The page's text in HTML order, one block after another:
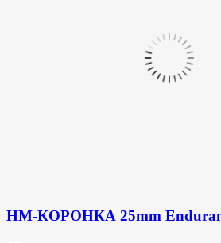
HM-КОРОНКА 25mm